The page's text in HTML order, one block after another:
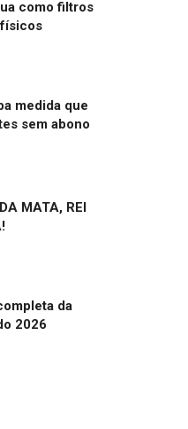
como filtros
medida que
sem abono
MATA, REI
da
2026